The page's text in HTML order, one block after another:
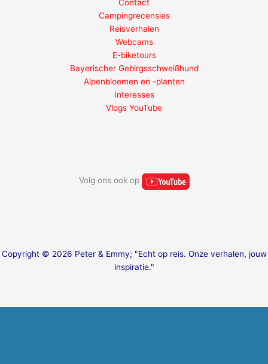
Contact
Campingrecensies
Reisverhalen
Webcams
E-biketours
Bayerischer Gebirgsschweißhund
Alpenbloemen en -planten
Interesses
Vlogs YouTube
Volg ons ook op
Copyright © 2026 Peter & Emmy; "Echt op reis. Onze verhalen, jouw
inspiratie."